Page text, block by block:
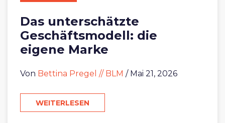
Das unterschätzte
Geschäftsmodell: die
eigene Marke
Von Bettina Pregel // BLM / Mai 21, 2026
WEITERLESEN